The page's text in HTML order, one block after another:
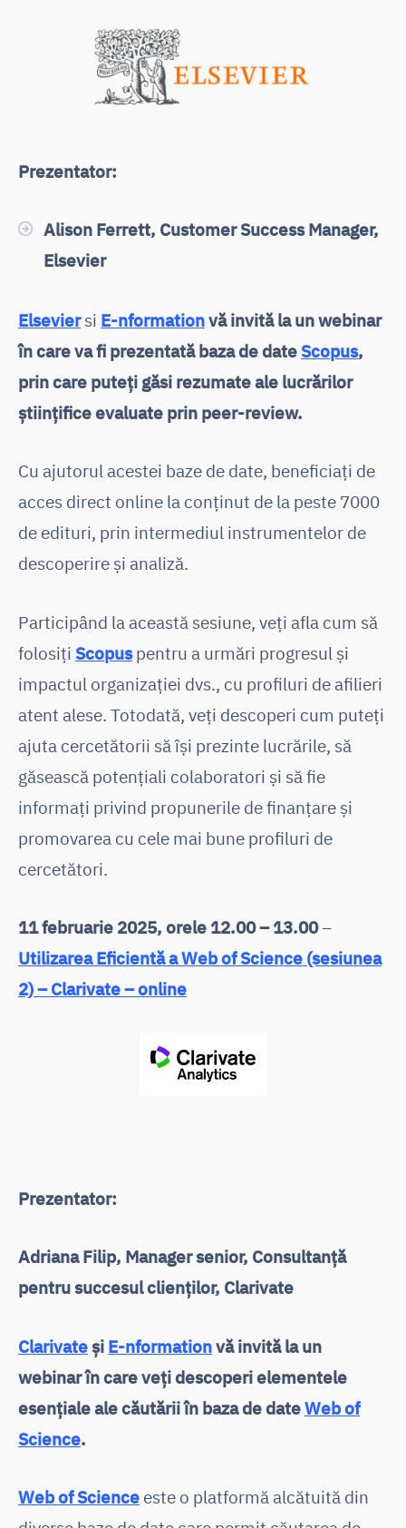
Prezentator:
Alison Ferrett, Customer Success Manager,
Elsevier
Elseviersi E-nformationvă invită la un webinar
în care va fi prezentată baza de dateScopus,
prin care puteți găsi rezumate ale lucrărilor
științifice evaluate prin peer-review.
Cu ajutorul acestei baze de date, beneficiați de
acces direct online la conținut de la peste 7000
de edituri, prin intermediul instrumentelor de
descoperire și analiză.
Participând la această sesiune, veți afla cum să
folosiți Scopuspentru a urmări progresul și
impactul organizației dvs., cu profiluri de afilieri
atent alese. Totodată, veți descoperi cum puteți
ajuta cercetătorii să își prezinte lucrările, să
găsească potențiali colaboratori și să fie
informați privind propunerile de finanțare și
promovarea cu cele mai bune profiluri de
cercetători.
11 februarie 2025, orele 12.00 – 13.00–
Utilizarea Eficientă a Web of Science (sesiunea
2) – Clarivate – online
Prezentator:
Adriana Filip, Manager senior, Consultanță
pentru succesul clienților, Clarivate
Clarivateși E-nformationvă invită la un
webinar în care veți descoperi elementele
esențiale ale căutării în baza de dateWeb of
Science.
Web of Science este o platformă alcătuită din